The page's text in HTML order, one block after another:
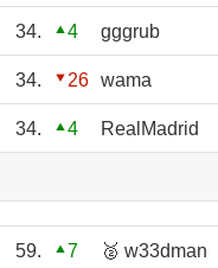
34. 4 gggrub
34. 26 wama
34. 4 RealMadrid
59. 7 🥈 w33dman